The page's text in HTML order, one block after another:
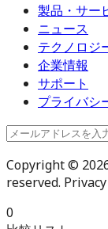
製品・サー
ニュース
テクノロジ
企業情報
サポート
プライバシ
Copyright ©
reserved.
0